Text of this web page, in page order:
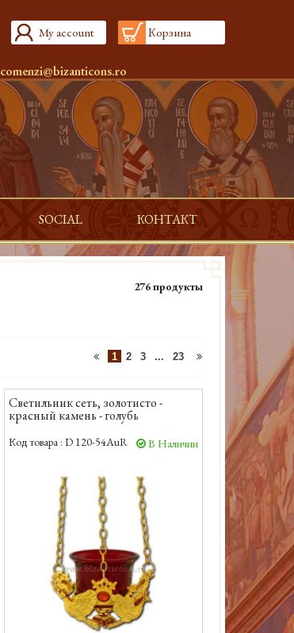
My account Корзина
comenzi@bizanticons.ro
SOCIAL КОНТАКТ
276 продукты
1 2 3 ... 23
Светильник сеть, золотисто -
красный камень - голубь
Код товара : D 120-54AuR В Наличии